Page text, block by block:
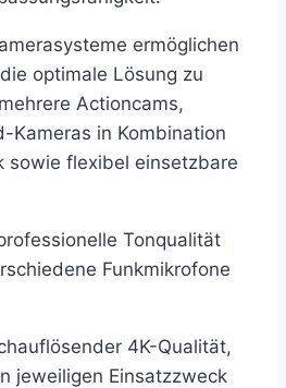
ermöglichen
optimale Lösung zu
Actioncams,
Kameras in Kombination
sowie flexibel einsetzbare
Tonqualität
Funkmikrofone
4K-Qualität,
jeweiligen Einsatzzweck